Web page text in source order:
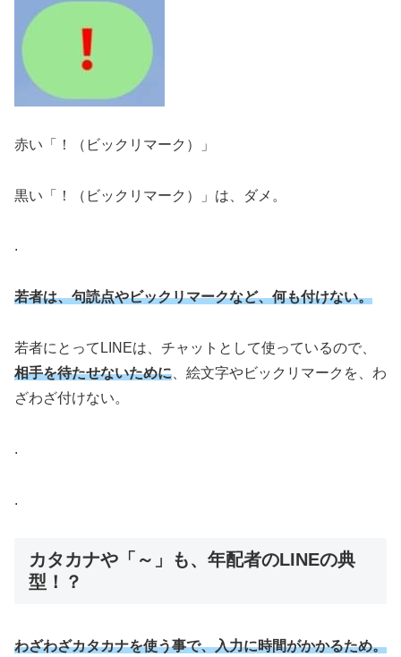
赤い「！（ビックリマーク）」
黒い「！（ビックリマーク）」は、ダメ。
.
若者は、句読点やビックリマークなど、何も付けない。
若者にとってLINEは、チャットとして使っているので、
相手を待たせないために 、絵文字やビックリマークを、わ
ざわざ付けない。
.
.
カタカナや「～」も、年配者のLINEの典
型！？
わざわざカタカナを使う事で、入力に時間がかかるため。